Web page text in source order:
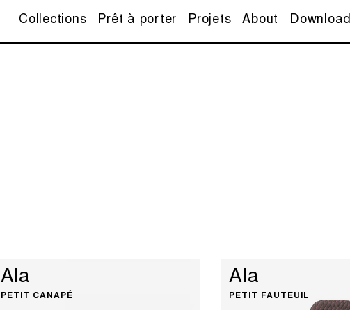
Collections Prêt à porter Projets About Download
Ala
PETIT CANAPÉ
Ala
PETIT FAUTEUIL